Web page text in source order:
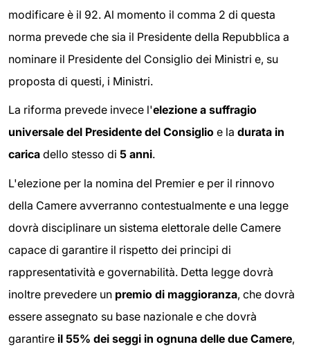
modificare è il 92. Al momento il comma 2 di questa
norma prevede che sia il Presidente della Repubblica a
nominare il Presidente del Consiglio dei Ministri e, su
proposta di questi, i Ministri.
La riforma prevede invece l'elezione a suffragio
universale del Presidente del Consiglio e la durata in
carica dello stesso di 5 anni.
L'elezione per la nomina del Premier e per il rinnovo
della Camere avverranno contestualmente e una legge
dovrà disciplinare un sistema elettorale delle Camere
capace di garantire il rispetto dei principi di
rappresentatività e governabilità. Detta legge dovrà
inoltre prevedere un premio di maggioranza, che dovrà
essere assegnato su base nazionale e che dovrà
garantire il 55% dei seggi in ognuna delle due Camere,